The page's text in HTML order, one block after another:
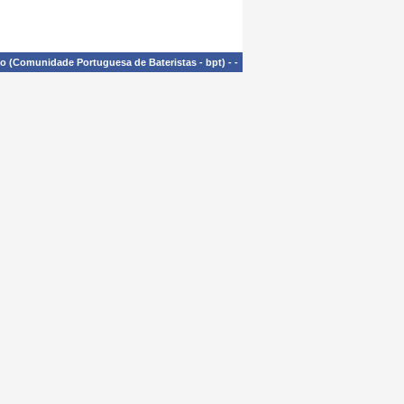
(Comunidade Portuguesa de Bateristas - bpt) - -